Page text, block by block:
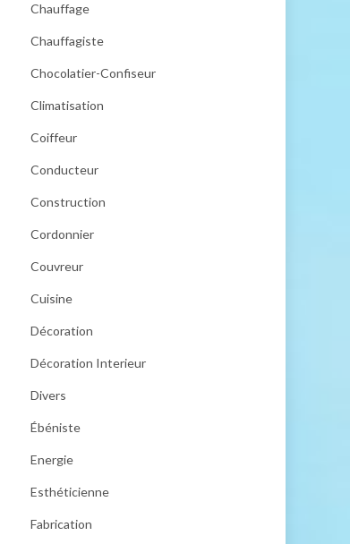
Chauffage
Chauffagiste
Chocolatier-Confiseur
Climatisation
Coiffeur
Conducteur
Construction
Cordonnier
Couvreur
Cuisine
Décoration
Décoration Interieur
Divers
Ébéniste
Energie
Esthéticienne
Fabrication